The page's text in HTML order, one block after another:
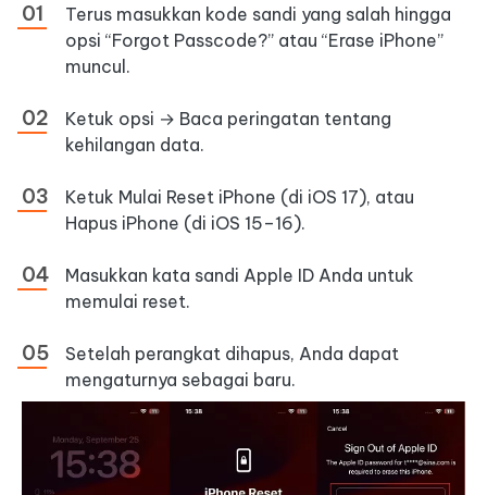
Terus masukkan kode sandi yang salah hingga
opsi “Forgot Passcode?” atau “Erase iPhone”
muncul.
Ketuk opsi → Baca peringatan tentang
kehilangan data.
Ketuk Mulai Reset iPhone (di iOS 17), atau
Hapus iPhone (di iOS 15–16).
Masukkan kata sandi Apple ID Anda untuk
memulai reset.
Setelah perangkat dihapus, Anda dapat
mengaturnya sebagai baru.